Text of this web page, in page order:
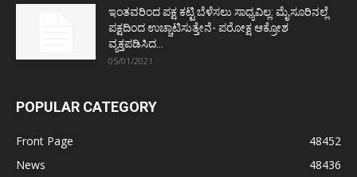
ಇಂತವರಿಂದ ಪಕ್ಷ ಕಟ್ಟಿ ಬೆಳೆಸಲು ಸಾಧ್ಯವಿಲ್ಲ: ಮೈಸೂರಿನಲ್ಲೆ
ಪಕ್ಷದಿಂದ ಉಚ್ಚಾಟಿಸುತ್ತೇನೆ- ಪರೋಕ್ಷ ಆಕ್ರೋಶ
ವ್ಯಕ್ತಪಡಿಸಿದ...
05/01/2021
POPULAR CATEGORY
Front Page
48452
News
48436